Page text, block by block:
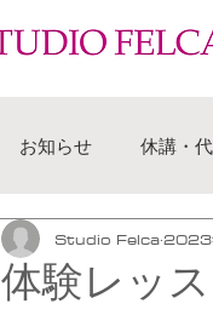
お知らせ 休講・
体験レッ
Studio Felca2023